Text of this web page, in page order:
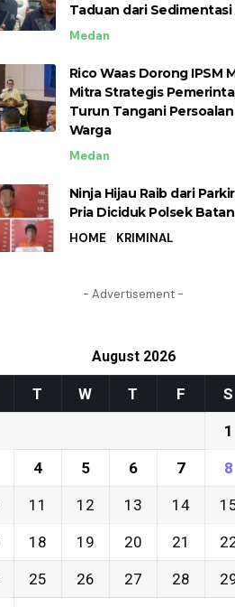
Taduan dari Sedimentasi
Medan
Rico Waas Dorong IPSM
Mitra Strategis
Turun Tangani Persoalan
Warga
Medan
Ninja Hijau Raib dari
Pria Diciduk Polsek
HOME KRIMINAL
- Advertisement -
August 2026
T W T F S
1
4 5 6 7 8
11 12 13 14
18 19 20 21
25 26 27 28